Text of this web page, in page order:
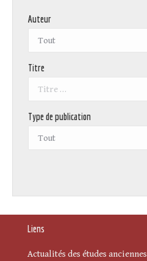
Auteur
Titre
Type de publication
Liens
Actualités des études anciennes